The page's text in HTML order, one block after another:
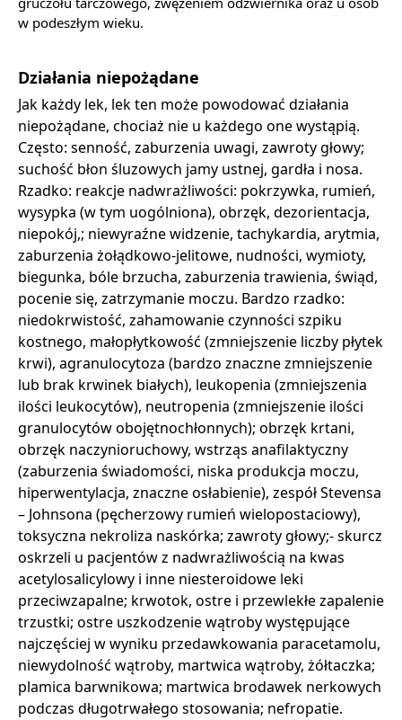
w podeszłym wieku.
Działania niepożądane
Jak każdy lek, lek ten może powodować działania
niepożądane, chociaż nie u każdego one wystąpią.
Często: senność, zaburzenia uwagi, zawroty głowy;
suchość błon śluzowych jamy ustnej, gardła i nosa.
Rzadko: reakcje nadwrażliwości: pokrzywka, rumień,
wysypka (w tym uogólniona), obrzęk, dezorientacja,
niepokój,; niewyraźne widzenie, tachykardia, arytmia,
zaburzenia żołądkowo-jelitowe, nudności, wymioty,
biegunka, bóle brzucha, zaburzenia trawienia, świąd,
pocenie się, zatrzymanie moczu. Bardzo rzadko:
niedokrwistość, zahamowanie czynności szpiku
kostnego, małopłytkowość (zmniejszenie liczby płytek
krwi), agranulocytoza (bardzo znaczne zmniejszenie
lub brak krwinek białych), leukopenia (zmniejszenia
ilości leukocytów), neutropenia (zmniejszenie ilości
granulocytów obojętnochłonnych); obrzęk krtani,
obrzęk naczynioruchowy, wstrząs anafilaktyczny
(zaburzenia świadomości, niska produkcja moczu,
hiperwentylacja, znaczne osłabienie), zespół Stevensa
– Johnsona (pęcherzowy rumień wielopostaciowy),
toksyczna nekroliza naskórka; zawroty głowy;- skurcz
oskrzeli u pacjentów z nadwrażliwością na kwas
acetylosalicylowy i inne niesteroidowe leki
przeciwzapalne; krwotok, ostre i przewlekłe zapalenie
trzustki; ostre uszkodzenie wątroby występujące
najczęściej w wyniku przedawkowania paracetamolu,
niewydolność wątroby, martwica wątroby, żółtaczka;
plamica barwnikowa; martwica brodawek nerkowych
podczas długotrwałego stosowania; nefropatie.